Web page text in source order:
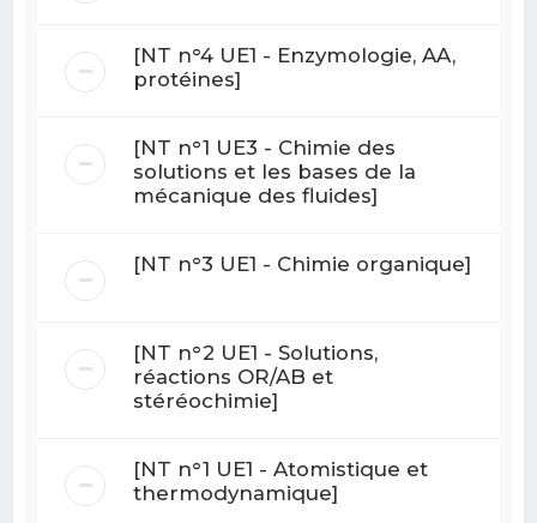
[NT n°4 UE1 - Enzymologie, AA,
protéines]
[NT n°1 UE3 - Chimie des
solutions et les bases de la
mécanique des fluides]
[NT n°3 UE1 - Chimie organique]
[NT n°2 UE1 - Solutions,
réactions OR/AB et
stéréochimie]
[NT n°1 UE1 - Atomistique et
thermodynamique]